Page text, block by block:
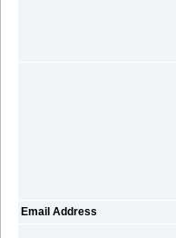
Email Address